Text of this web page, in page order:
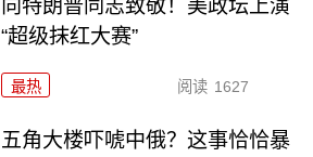
向特朗普同志致敬！美政坛上演
“超级抹红大赛”
最热 阅读 1627
五角大楼吓唬中俄？这事恰恰暴